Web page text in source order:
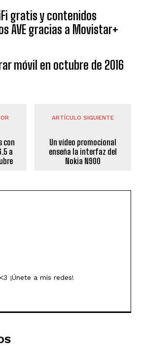
gratis y contenidos
AVE gracias a Movistar+
móvil en octubre de 2016
con
a
ARTÍCULO SIGUIENTE
Un vídeo promocional
enseña la interfaz del
Nokia N900
¡Únete a mis redes!